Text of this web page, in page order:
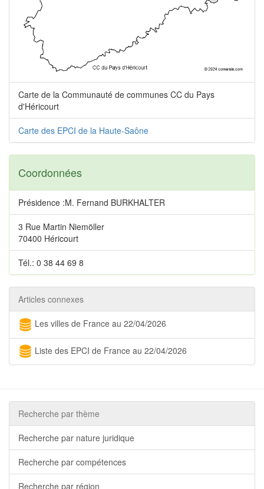
Carte de la Communauté de communes CC du Pays
d'Héricourt
Carte des EPCI de la Haute-Saône
Coordonnées
Présidence :M. Fernand BURKHALTER
3 Rue Martin Niemöller
70400 Héricourt
Tél.: 0 38 44 69 8
Articles connexes
Les villes de France au 22/04/2026
Liste des EPCI de France au 22/04/2026
Recherche par thème
Recherche par nature juridique
Recherche par compétences
Recherche par région